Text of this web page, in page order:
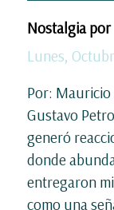
Nostalgia
Lunes,
Por: Mauricio
Gustavo
generó
donde
entregaron
como una